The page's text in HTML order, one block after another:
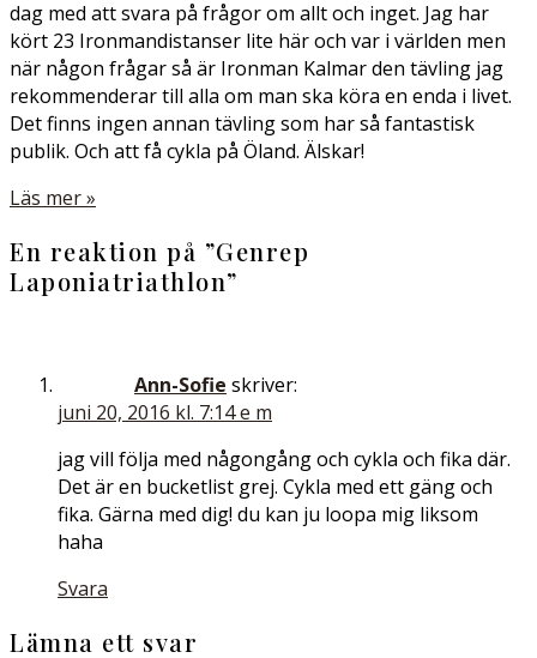
dag med att svara på frågor om allt och inget. Jag har
kört 23 Ironmandistanser lite här och var i världen men
när någon frågar så är Ironman Kalmar den tävling jag
rekommenderar till alla om man ska köra en enda i livet.
Det finns ingen annan tävling som har så fantastisk
publik. Och att få cykla på Öland. Älskar!
Läs mer »
En reaktion på ”Genrep
Laponiatriathlon”
Ann-Sofie skriver:
juni 20, 2016 kl. 7:14 e m
jag vill följa med någongång och cykla och fika där.
Det är en bucketlist grej. Cykla med ett gäng och
fika. Gärna med dig! du kan ju loopa mig liksom
haha
Svara
Lämna ett svar